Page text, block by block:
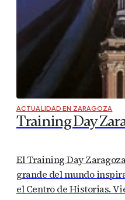
ACTUALIDAD EN ZARAGOZA
Training Day
El Training Day
grande del mundo
el Centro de Historias.